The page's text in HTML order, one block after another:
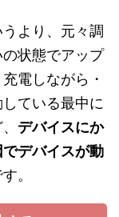
より、元々調
状態でアップ
電しながら・
ている最中に
デバイスにか
デバイスが動
。